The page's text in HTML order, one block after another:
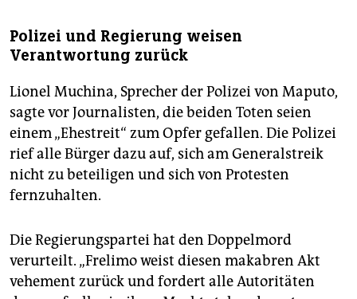
Polizei und Regierung weisen
Verantwortung zurück
Lionel Muchina, Sprecher der Polizei von Maputo,
sagte vor Journalisten, die beiden Toten seien
einem „Ehestreit“ zum Opfer gefallen. Die Polizei
rief alle Bürger dazu auf, sich am Generalstreik
nicht zu beteiligen und sich von Protesten
fernzuhalten.
Die Regierungspartei hat den Doppelmord
verurteilt. „Frelimo weist diesen makabren Akt
vehement zurück und fordert alle Autoritäten